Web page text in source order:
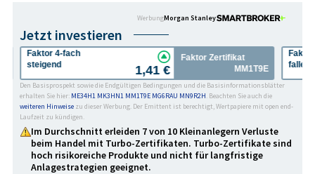
WerbungMorgan Stanley
Jetzt investieren
Faktor 4-fach
steigend
1,41 €
Faktor Zertifikat
MM1T9E
fallend
Den Basisprospekt sowie die Endgültigen Bedingungen und die Basisinformationsblätter
erhalten Sie hier: ME34H1 MK3HN1 MM1T9E MG6RAU MN9R2H. Beachten Sie auch die
weiteren Hinweise zu dieser Werbung. Der Emittent ist berechtigt, Wertpapiere mit open end-
Laufzeit zu kündigen.
Im Durchschnitt erleiden 7 von 10 Kleinanlegern Verluste
beim Handel mit Turbo-Zertifikaten. Turbo-Zertifikate sind
hoch risikoreiche Produkte und nicht für langfristige
Anlage­strategien geeignet.